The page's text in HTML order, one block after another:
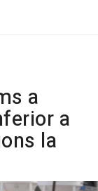
a
a
la